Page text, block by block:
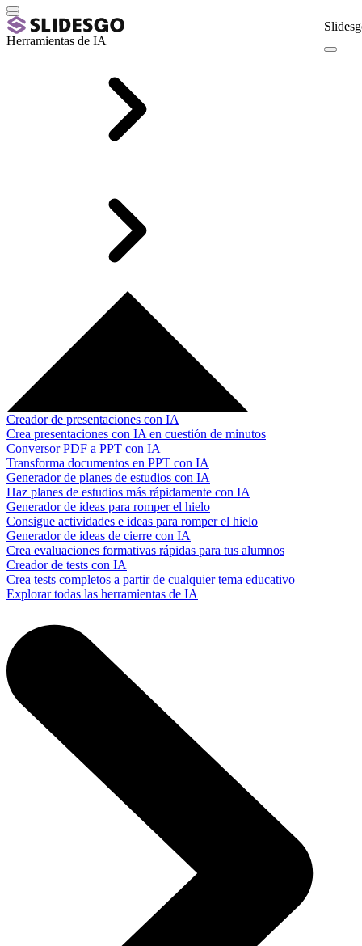
Herramientas de IA
Creador de presentaciones con IA
Crea presentaciones con IA en cuestión de minutos
Conversor PDF a PPT con IA
Transforma documentos en PPT con IA
Generador de planes de estudios con IA
Haz planes de estudios más rápidamente con IA
Generador de ideas para romper el hielo
Consigue actividades e ideas para romper el hielo
Generador de ideas de cierre con IA
Crea evaluaciones formativas rápidas para tus alumnos
Creador de tests con IA
Crea tests completos a partir de cualquier tema educativo
Explorar todas las herramientas de IA